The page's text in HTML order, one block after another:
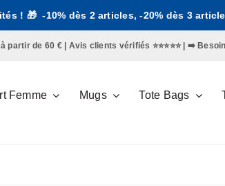
! 🎁 -10% dès 2 articles, -20% dès 3
de 60 € | Avis clients vérifiés ⭐️⭐️⭐️⭐️⭐️ | ➡️
Femme Mugs Tote Bags